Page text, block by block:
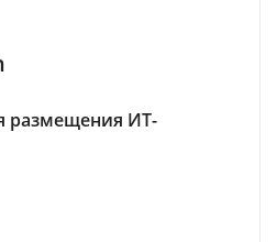
размещения ИТ-